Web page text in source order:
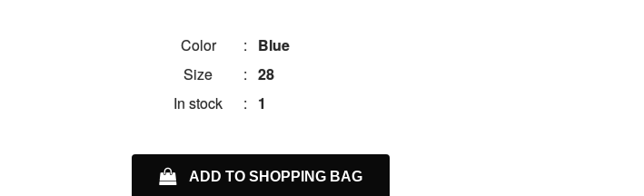
Color : Blue
Size
:28
In stock
: 1
ADD TO SHOPPING BAG